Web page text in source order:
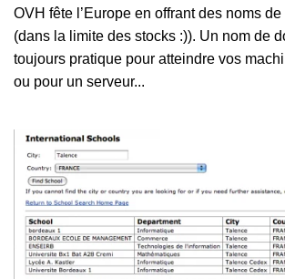
OVH fête l’Europe en offrant des noms
(dans la limite des stocks :)). Un nom de
toujours pratique pour atteindre vos
ou pour un serveur...